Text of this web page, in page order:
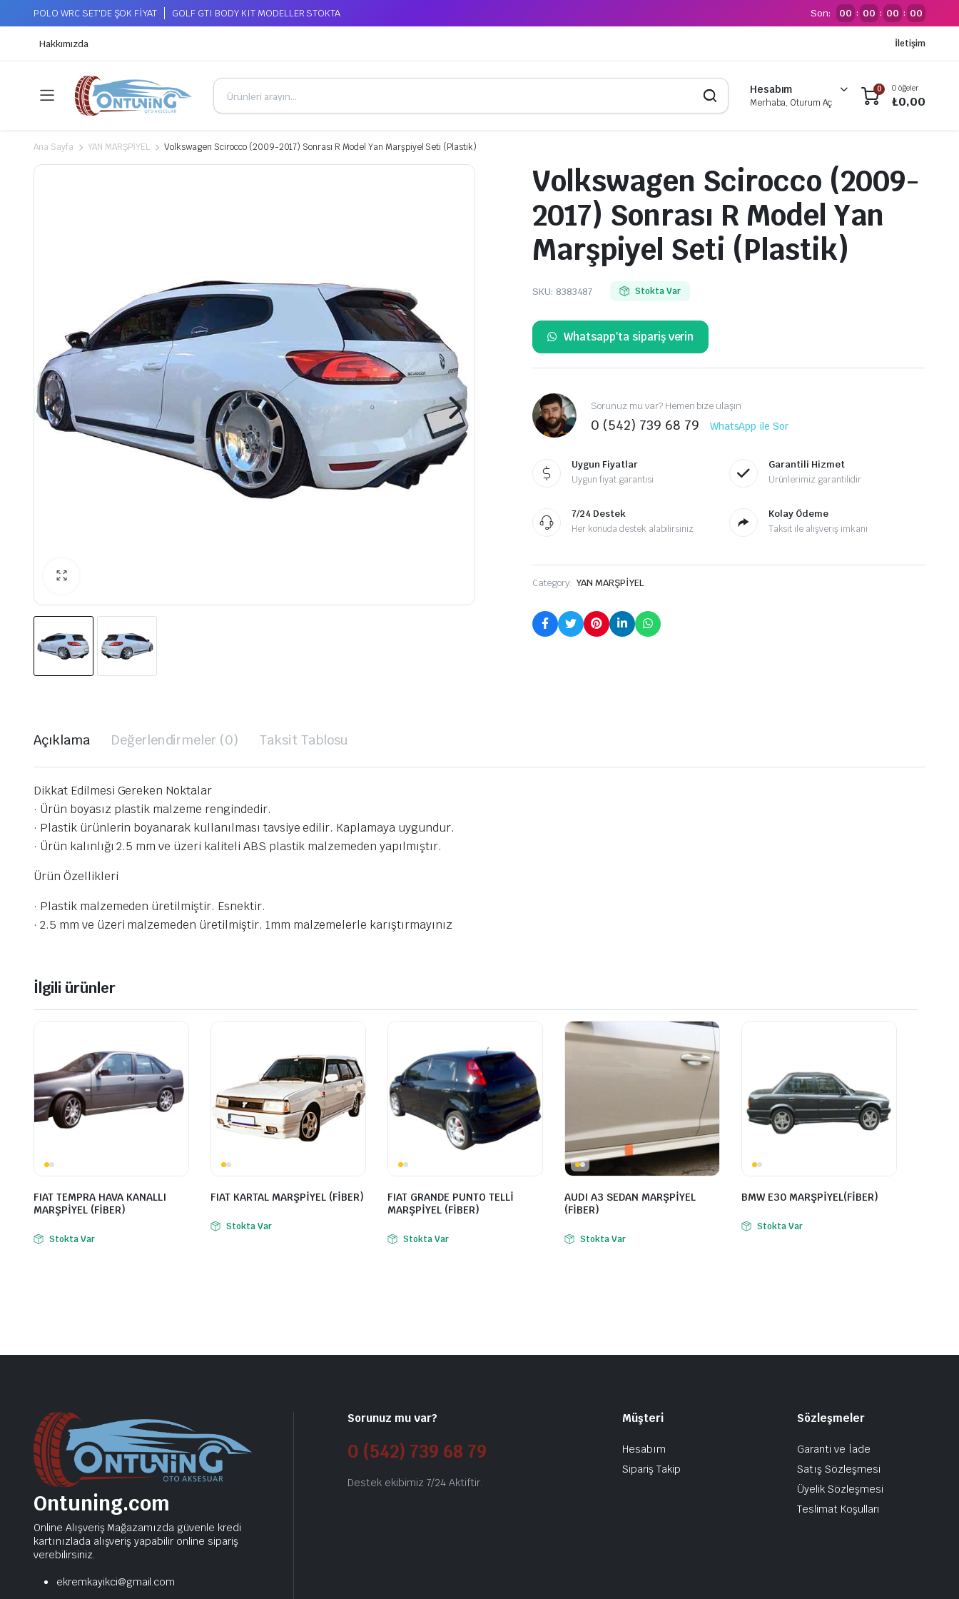
POLO WRC SET'DE ŞOK FİYAT GOLF GTI BODY KIT MODELLER STOKTA Son: 00 : 00 : 00 : 00
Hakkımızda İletişim
Hesabım
Merhaba, Oturum Aç
0 0 öğeler
₺0,00
Ana Sayfa YAN MARŞPİYEL Volkswagen Scirocco (2009-2017) Sonrası R Model Yan Marşpiyel Seti (Plastik)
Volkswagen Scirocco (2009-
2017) Sonrası R Model Yan
Marşpiyel Seti (Plastik)
SKU: 8383487 Stokta Var
Whatsapp'ta sipariş verin
Sorunuz mu var? Hemen bize ulaşın
0 (542) 739 68 79 WhatsApp ile Sor
Uygun Fiyatlar
Uygun fiyat garantisi
Garantili Hizmet
Ürünlerimiz garantilidir
7/24 Destek
Her konuda destek alabilirsiniz
Kolay Ödeme
Taksit ile alışveriş imkanı
Category: YAN MARŞPİYEL
Açıklama Değerlendirmeler (0) Taksit Tablosu
Dikkat Edilmesi Gereken Noktalar
· Ürün boyasız plastik malzeme rengindedir.
· Plastik ürünlerin boyanarak kullanılması tavsiye edilir. Kaplamaya uygundur.
· Ürün kalınlığı 2.5 mm ve üzeri kaliteli ABS plastik malzemeden yapılmıştır.
Ürün Özellikleri
· Plastik malzemeden üretilmiştir. Esnektir.
· 2.5 mm ve üzeri malzemeden üretilmiştir. 1mm malzemelerle karıştırmayınız
İlgili ürünler
FIAT TEMPRA HAVA KANALLI
MARŞPİYEL (FİBER)
Stokta Var
FIAT KARTAL MARŞPİYEL (FİBER)
Stokta Var
FIAT GRANDE PUNTO TELLİ
MARŞPİYEL (FİBER)
Stokta Var
AUDI A3 SEDAN MARŞPİYEL
(FİBER)
Stokta Var
BMW E30 MARŞPİYEL(FİBER)
Stokta Var
Ontuning.com
Online Alışveriş Mağazamızda güvenle kredi
kartınızlada alışveriş yapabilir online sipariş
verebilirsiniz.
ekremkayikci@gmail.com
Sorunuz mu var?
0 (542) 739 68 79
Destek ekibimiz 7/24 Aktiftir.
Müşteri
Hesabım
Sipariş Takip
Sözleşmeler
Garanti ve İade
Satış Sözleşmesi
Üyelik Sözleşmesi
Teslimat Koşulları